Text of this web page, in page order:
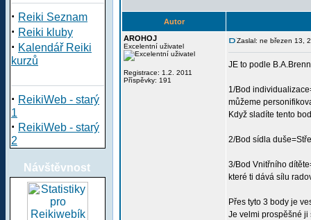
· Reiki Seznam
· Reiki kluby
· Kalendář Reiki
kurzů
· ReikiWeb - starý
1
· ReikiWeb - starý
2
Návštěvnost
Autor
AROHOJ
Excelentní uživatel
Registrace: 1.2. 2011
Příspěvky: 191
Zaslal: ne březen 13,
JE to podle
1/Bod
můžeme
Když sladíte tento
2/Bod sídla
3/Bod Vnitřního
které ti dává sílu
Přes tyto 3 body je
Je velmi prospěšné ji